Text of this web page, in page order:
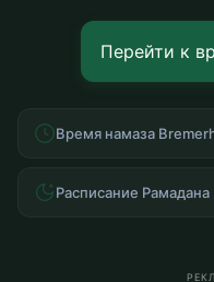
Перейти к
Время намаза
Расписание